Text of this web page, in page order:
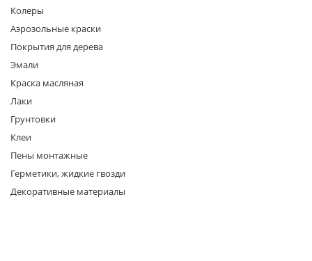
Колеры
Аэрозольные краски
Покрытия для дерева
Эмали
Краска масляная
Лаки
Грунтовки
Клеи
Пены монтажные
Герметики, жидкие гвозди
Декоративные материалы